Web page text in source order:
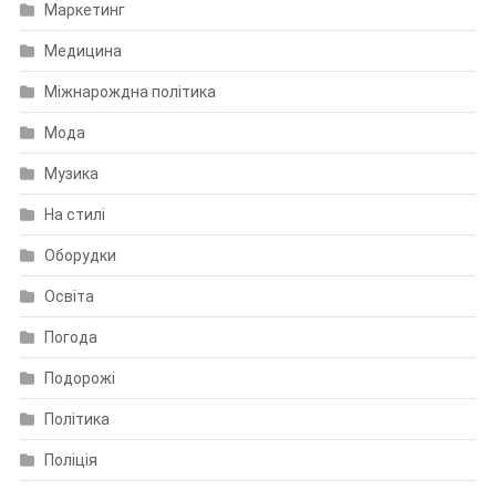
Маркетинг
Медицина
Міжнарождна політика
Мода
Музика
На стилі
Оборудки
Освіта
Погода
Подорожі
Політика
Поліція